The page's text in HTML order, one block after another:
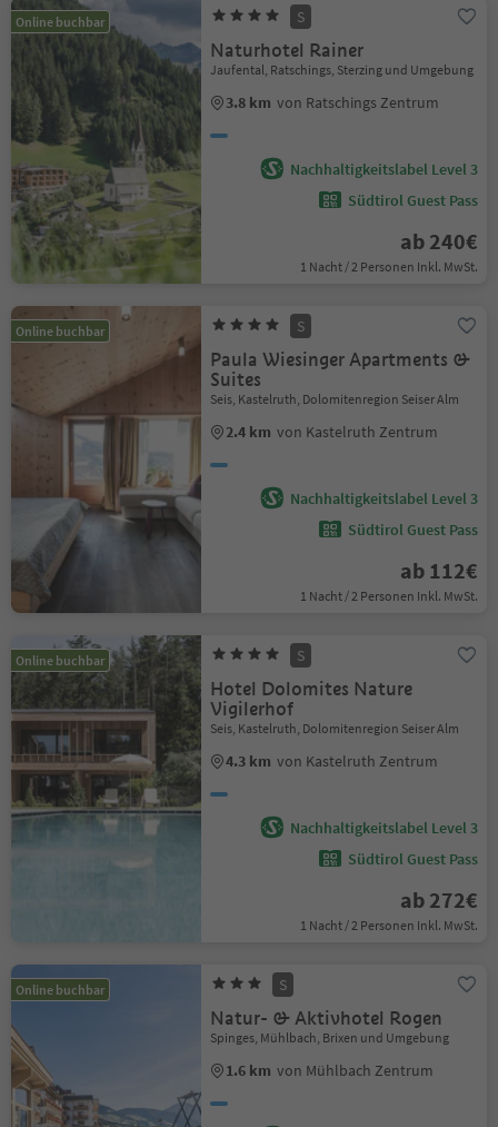
Online buchbar S
Naturhotel Rainer
Jaufental, Ratschings, Sterzing und Umgebung
3.8 km von Ratschings Zentrum
Nachhaltigkeitslabel Level 3
Südtirol Guest Pass
ab 240€
1 Nacht / 2 Personen Inkl. MwSt.
Online buchbar S
Paula Wiesinger Apartments &
Suites
Seis, Kastelruth, Dolomitenregion Seiser Alm
2.4 km von Kastelruth Zentrum
Nachhaltigkeitslabel Level 3
Südtirol Guest Pass
ab 112€
1 Nacht / 2 Personen Inkl. MwSt.
Online buchbar S
Hotel Dolomites Nature
Vigilerhof
Seis, Kastelruth, Dolomitenregion Seiser Alm
4.3 km von Kastelruth Zentrum
Nachhaltigkeitslabel Level 3
Südtirol Guest Pass
ab 272€
1 Nacht / 2 Personen Inkl. MwSt.
Online buchbar S
Natur- & Aktivhotel Rogen
Spinges, Mühlbach, Brixen und Umgebung
1.6 km von Mühlbach Zentrum